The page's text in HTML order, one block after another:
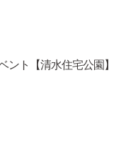
ント【清水住宅公園】